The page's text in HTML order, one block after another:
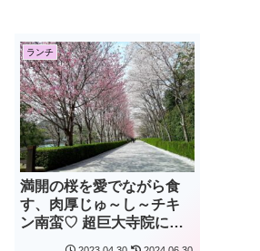
ランチ
満開の桜を愛でながら食
す、肉厚じゅ～し～チキ
ン南蛮♡ 超巨大寺院に隣